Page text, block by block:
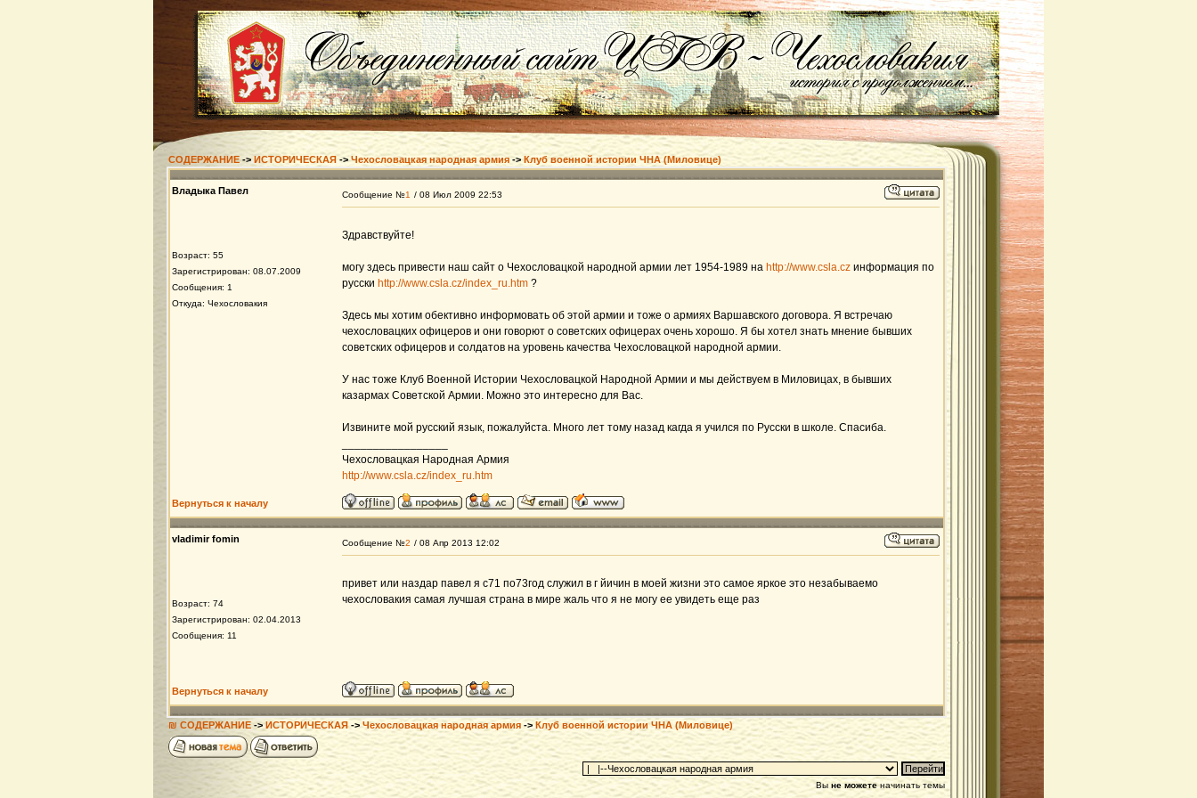
СОДЕРЖАНИЕ ->ИСТОРИЧЕСКАЯ->Чехословацкая народная армия -> Клуб военной истории ЧНА (Миловице)
Владыка Павел
Возраст: 55
Зарегистрирован: 08.07.2009
Сообщения: 1
Откуда: Чехословакия
Сообщение №1 / 08 Июл 2009 22:53
Здравствуйте!
могу здесь привести наш сайт о Чехословацкой народной армии лет 1954-1989 на http://www.csla.cz информация по
русски http://www.csla.cz/index_ru.htm ?
Здесь мы хотим обективно информовать об этой армии и тоже о армиях Варшавского договора. Я встречаю
чехословацких офицеров и они говорют о советских офицерах очень хорошо. Я бы хотел знать мнение бывших
советских офицеров и солдатов на уровень качества Чехословацкой народной армии.
У нас тоже Клуб Военной Истории Чехословацкой Hародной Aрмии и мы действуем в Миловицах, в бывших
казармах Советской Армии. Можно это интересно для Вас.
Извините мой русский язык, пожалуйста. Много лет тому назад кагда я учился по Русски в школе. Спасиба.
Чехословацкая Народная Армия
http://www.csla.cz/index_ru.htm
Вернуться к началу
vladimir fomin
Возраст: 74
Зарегистрирован: 02.04.2013
Сообщения: 11
Сообщение №2 / 08 Апр 2013 12:02
привет или наздар павел я с71 по73год служил в г йичин в моей жизни это самое яркое это незабываемо
чехословакия самая лучшая страна в мире жаль что я не могу ее увидеть еще раз
Вернуться к началу
₪ СОДЕРЖАНИЕ->ИСТОРИЧЕСКАЯ-> Чехословацкая народная армия -> Клуб военной истории ЧНА (Миловице)
Вы не можетеначинать темы